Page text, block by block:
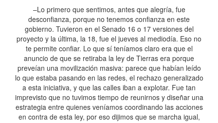
–Lo primero que sentimos, antes que alegría, fue
desconfianza, porque no tenemos confianza en este
gobierno. Tuvieron en el Senado 16 o 17 versiones del
proyecto y la última, la 18, fue el jueves al mediodía. Eso no
te permite confiar. Lo que sí teníamos claro era que el
anuncio de que se retiraba la ley de Tierras era porque
preveían una movilización masiva: parece que habían leído
lo que estaba pasando en las redes, el rechazo generalizado
a esta iniciativa, y que las calles iban a explotar. Fue tan
imprevisto que no tuvimos tiempo de reunirnos y diseñar una
estrategia entre quienes veníamos coordinando las acciones
en contra de esta ley, por eso dijimos que se marcha igual,